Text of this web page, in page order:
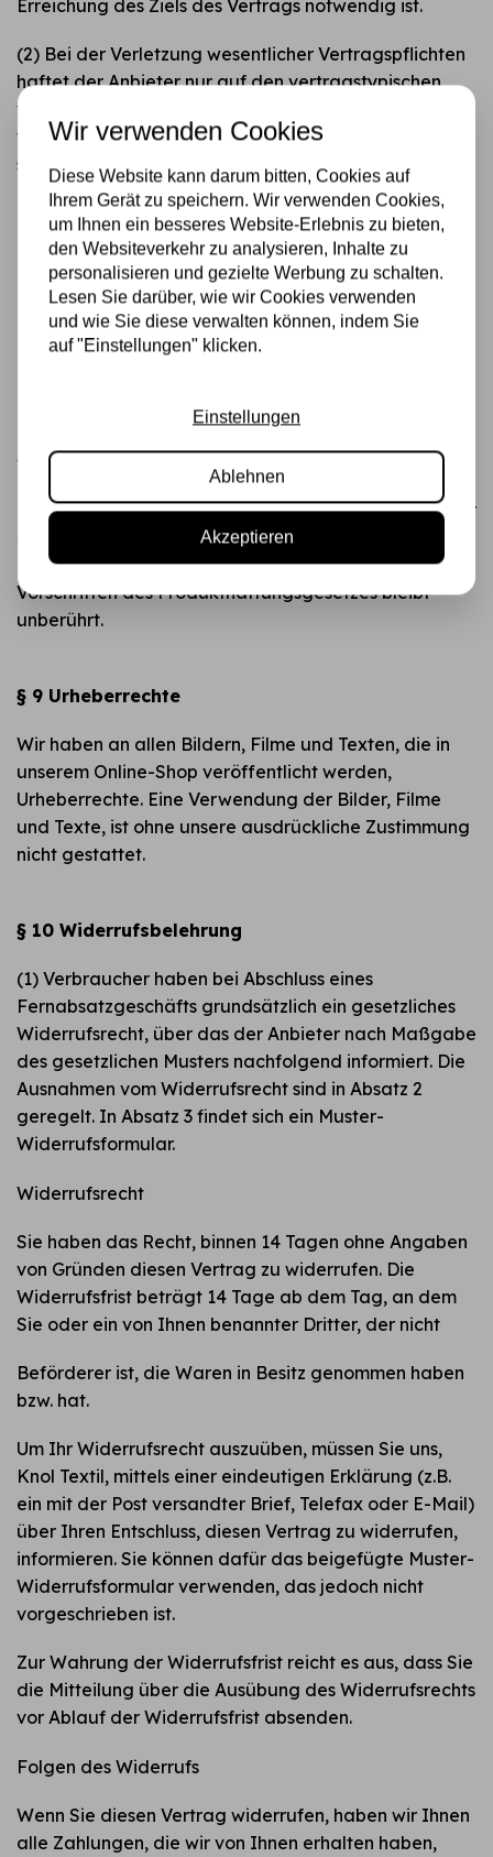
Erreichung des Ziels des Vertrags notwendig ist.
(2) Bei der Verletzung wesentlicher Vertragspflichten
haftet der Anbieter nur auf den vertragstypischen,
vorhersehbaren Schaden, wenn dieser einfach
fahrlässig verursacht wurde, es sei denn, es handelt
sich um Schadensersatzansprüche des Kunden aus
einer Verletzung des Lebens, des Körpers oder der
Gesundheit.
(3) Die Einschränkungen der Abs. 1 und 2 gelten auch
zugunsten der gesetzlichen Vertreter und
Erfüllungsgehilfen des Anbieters, wenn Ansprüche
direkt gegen diese geltend gemacht werden.
Haftungsbeschränkungen gelten nicht, soweit der
Anbieter den Mangel arglistig verschwiegen oder
eine Garantie für die Beschaffenheit der Sache
übernommen hat. Das gleiche gilt, soweit der Anbieter
und der Kunde eine Vereinbarung über die
Beschaffenheit der Sache getroffen haben. Die
Vorschriften des Produkthaftungsgesetzes bleibt
unberührt.
§ 9 Urheberrechte
Wir haben an allen Bildern, Filme und Texten, die in
unserem Online-Shop veröffentlicht werden,
Urheberrechte. Eine Verwendung der Bilder, Filme
und Texte, ist ohne unsere ausdrückliche Zustimmung
nicht gestattet.
§ 10 Widerrufsbelehrung
(1) Verbraucher haben bei Abschluss eines
Fernabsatzgeschäfts grundsätzlich ein gesetzliches
Widerrufsrecht, über das der Anbieter nach Maßgabe
des gesetzlichen Musters nachfolgend informiert. Die
Ausnahmen vom Widerrufsrecht sind in Absatz 2
geregelt. In Absatz 3 findet sich ein Muster-
Widerrufsformular.
Widerrufsrecht
Sie haben das Recht, binnen 14 Tagen ohne Angaben
von Gründen diesen Vertrag zu widerrufen. Die
Widerrufsfrist beträgt 14 Tage ab dem Tag, an dem
Sie oder ein von Ihnen benannter Dritter, der nicht
Beförderer ist, die Waren in Besitz genommen haben
bzw. hat.
Um Ihr Widerrufsrecht auszuüben, müssen Sie uns,
Knol Textil, mittels einer eindeutigen Erklärung (z.B.
ein mit der Post versandter Brief, Telefax oder E-Mail)
über Ihren Entschluss, diesen Vertrag zu widerrufen,
informieren. Sie können dafür das beigefügte Muster-
Widerrufsformular verwenden, das jedoch nicht
vorgeschrieben ist.
Zur Wahrung der Widerrufsfrist reicht es aus, dass Sie
die Mitteilung über die Ausübung des Widerrufsrechts
vor Ablauf der Widerrufsfrist absenden.
Folgen des Widerrufs
Wenn Sie diesen Vertrag widerrufen, haben wir Ihnen
alle Zahlungen, die wir von Ihnen erhalten haben,
Wir verwenden Cookies
Diese Website kann darum bitten, Cookies auf
Ihrem Gerät zu speichern. Wir verwenden Cookies,
um Ihnen ein besseres Website-Erlebnis zu bieten,
den Websiteverkehr zu analysieren, Inhalte zu
personalisieren und gezielte Werbung zu schalten.
Lesen Sie darüber, wie wir Cookies verwenden
und wie Sie diese verwalten können, indem Sie
auf "Einstellungen" klicken.
Einstellungen
Ablehnen
Akzeptieren